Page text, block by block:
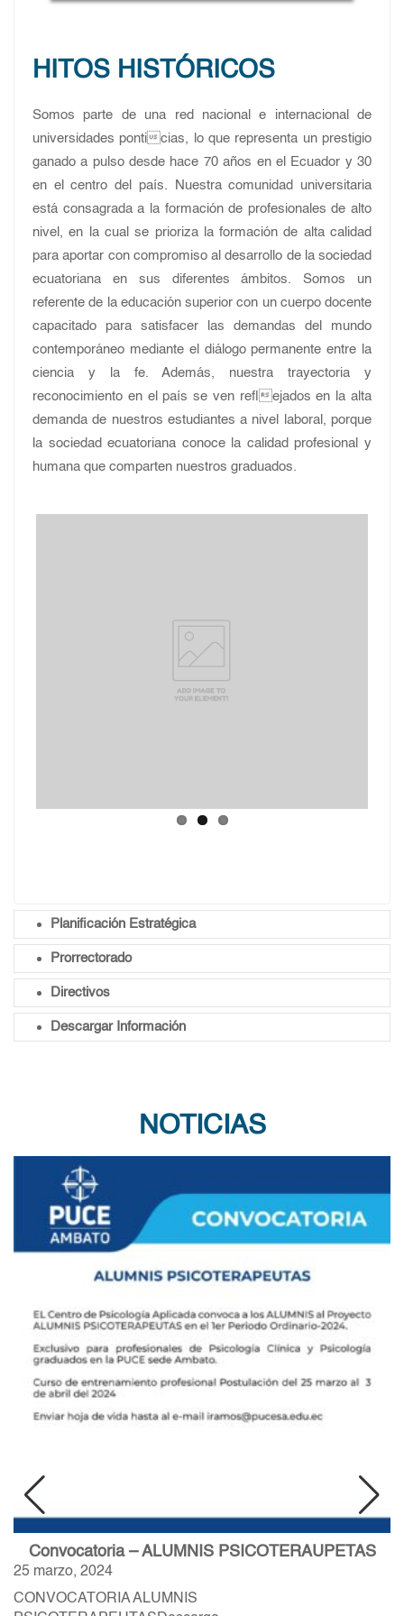
HITOS HISTÓRICOS
Somos parte de una red nacional e internacional de
universidades ponticias, lo que representa un prestigio
ganado a pulso desde hace 70 años en el Ecuador y 30
en el centro del país. Nuestra comunidad universitaria
está consagrada a la formación de profesionales de alto
nivel, en la cual se prioriza la formación de alta calidad
para aportar con compromiso al desarrollo de la sociedad
ecuatoriana en sus diferentes ámbitos. Somos un
referente de la educación superior con un cuerpo docente
capacitado para satisfacer las demandas del mundo
contemporáneo mediante el diálogo permanente entre la
ciencia y la fe. Además, nuestra trayectoria y
reconocimiento en el país se ven reflejados en la alta
demanda de nuestros estudiantes a nivel laboral, porque
la sociedad ecuatoriana conoce la calidad profesional y
humana que comparten nuestros graduados.
Planificación Estratégica
Prorrectorado
Directivos
Descargar Información
NOTICIAS
Convocatoria – ALUMNIS PSICOTERAUPETAS
25 marzo, 2024
CONVOCATORIA ALUMNIS